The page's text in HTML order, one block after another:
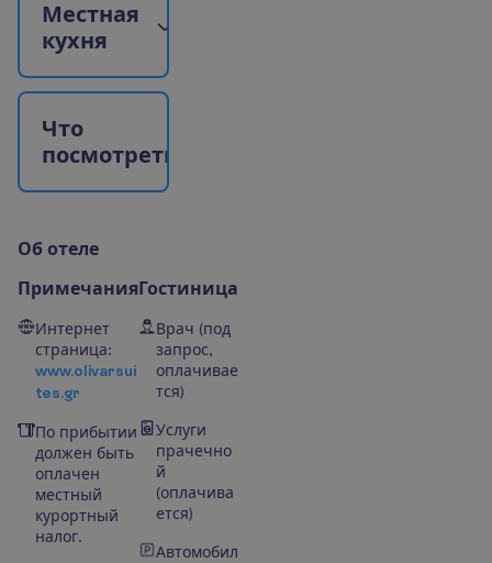
Местная
кухня
Что
посмотреть
Об отеле
Примечания
Интернет
страница:
www.olivarsui
tes.gr
По прибытии
должен быть
оплачен
местный
курортный
налог.
Гостиница
Врач (под
запрос,
оплачивае
тся)
Услуги
прачечно
й
(оплачива
ется)
Автомобил